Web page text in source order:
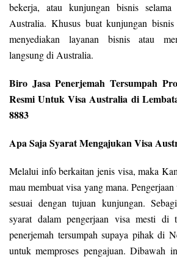
bekerja, atau kunjungan bisnis
Australia. Khusus buat kunjungan
menyediakan layanan bisnis atau
langsung di Australia.
Biro Jasa Penerjemah Tersumpah
Resmi Untuk Visa Australia di
8883
Apa Saja Syarat Mengajukan Visa
Melalui info berkaitan jenis visa, maka
mau membuat visa yang mana.
sesuai dengan tujuan kunjungan.
syarat dalam pengerjaan visa mesti di
penerjemah tersumpah supaya pihak di
untuk memproses pengajuan. Dibawah